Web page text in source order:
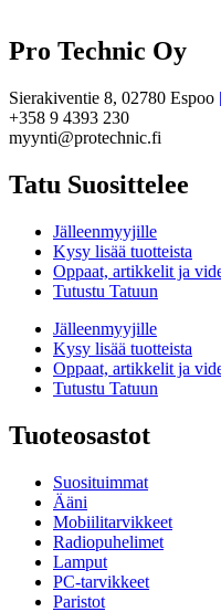
Pro Technic Oy
Sierakiventie 8, 02780 Espoo
+358 9 4393 230
myynti@protechnic.fi
Tatu Suosittelee
Jälleenmyyjille
Kysy lisää tuotteista
Oppaat, artikkelit ja
Tutustu Tatuun
Jälleenmyyjille
Kysy lisää tuotteista
Oppaat, artikkelit ja
Tutustu Tatuun
Tuoteosastot
Suosituimmat
Ääni
Mobiilitarvikkeet
Radiopuhelimet
Lamput
PC-tarvikkeet
Paristot